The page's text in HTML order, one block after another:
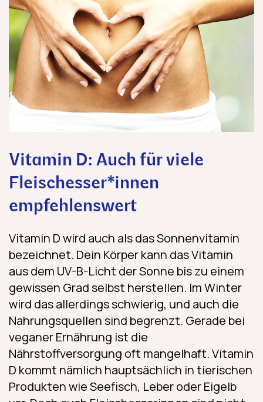
Vitamin D: Auch für viele
Fleischesser*innen
empfehlenswert
Vitamin D wird auch als das Sonnenvitamin
bezeichnet. Dein Körper kann das Vitamin
aus dem UV-B-Licht der Sonne bis zu einem
gewissen Grad selbst herstellen. Im Winter
wird das allerdings schwierig, und auch die
Nahrungsquellen sind begrenzt. Gerade bei
veganer Ernährung ist die
Nährstoffversorgung oft mangelhaft. Vitamin
D kommt nämlich hauptsächlich in tierischen
Produkten wie Seefisch, Leber oder Eigelb